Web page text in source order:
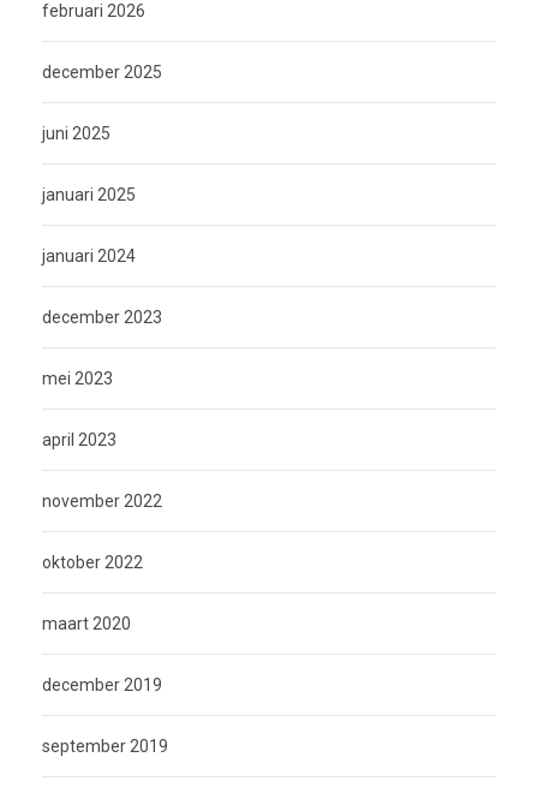
februari 2026
december 2025
juni 2025
januari 2025
januari 2024
december 2023
mei 2023
april 2023
november 2022
oktober 2022
maart 2020
december 2019
september 2019